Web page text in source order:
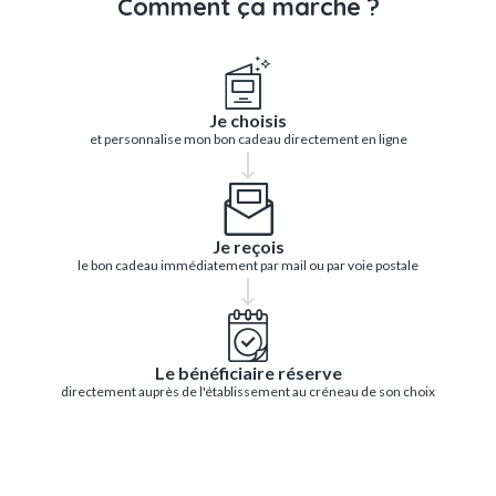
Comment ça marche ?
Je choisis
et personnalise mon bon cadeau directement en ligne
Je reçois
le bon cadeau immédiatement par mail ou par voie postale
Le bénéficiaire réserve
directement auprès de l'établissement au créneau de son choix